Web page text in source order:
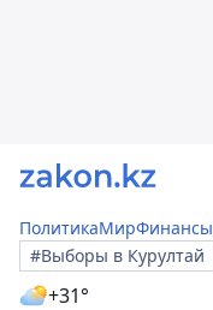
ПолитикаМирФинансы
#Выборы в Курултай
+31°